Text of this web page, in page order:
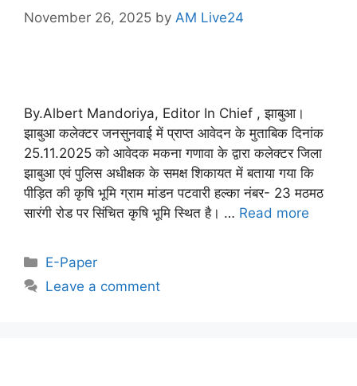
November 26, 2025 by AM Live24
By.Albert Mandoriya, Editor In Chief , झाबुआ।
झाबुआ कलेक्टर जनसुनवाई में प्राप्त आवेदन के मुताबिक दिनांक
25.11.2025 को आवेदक मकना गणावा के द्वारा कलेक्टर जिला
झाबुआ एवं पुलिस अधीक्षक के समक्ष शिकायत में बताया गया कि
पीड़ित की कृषि भूमि ग्राम मांडन पटवारी हल्का नंबर- 23 मठमठ
सारंगी रोड पर सिंचित कृषि भूमि स्थित है। … Read more
E-Paper
Leave a comment